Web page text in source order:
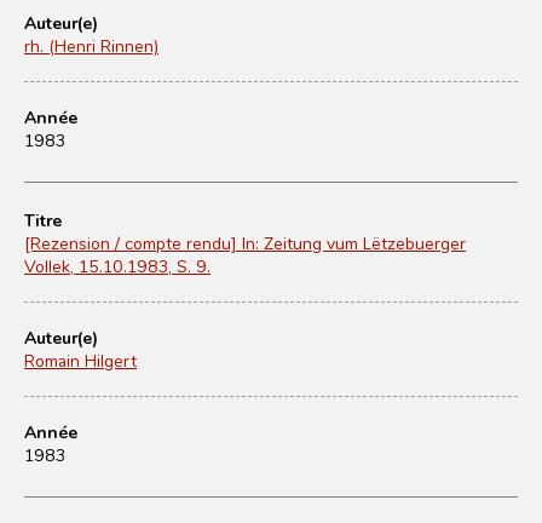
Auteur(e)
rh. (Henri Rinnen)
Année
1983
Titre
[Rezension / compte rendu] In: Zeitung vum Lëtzebuerger
Vollek, 15.10.1983, S. 9.
Auteur(e)
Romain Hilgert
Année
1983